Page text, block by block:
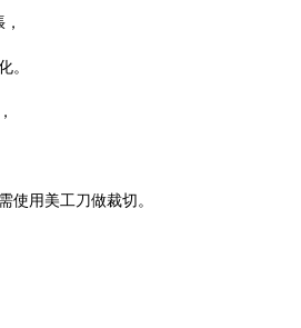
。
用美工刀做裁切。